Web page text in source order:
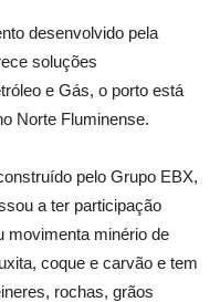
desenvolvido pela
soluções
e Gás, o porto está
Norte Fluminense.
pelo Grupo EBX,
a ter participação
movimenta minério de
coque e carvão e tem
rochas, grãos